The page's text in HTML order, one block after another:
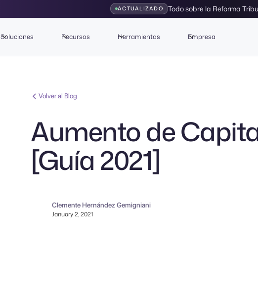
ACTUALIZADO Todo sobre la Reforma
Soluciones Recursos Herramientas Empresa
Volver al Blog
Aumento de
[Guía 2021]
Clemente Hernández Gemigniani
January 2, 2021